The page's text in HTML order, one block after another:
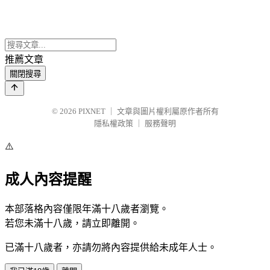
推薦文章
關閉搜尋
© 2026 PIXNET
文章與圖片權利屬原作者所有
隱私權政策
服務聲明
⚠️
成人內容提醒
本部落格內容僅限年滿十八歲者瀏覽。
若您未滿十八歲，請立即離開。
已滿十八歲者，亦請勿將內容提供給未成年人士。